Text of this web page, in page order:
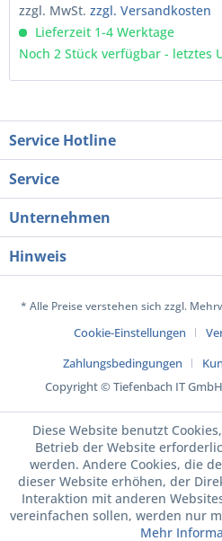
zzgl. MwSt.zzgl. Versandkosten
Lieferzeit 1-4 Werktage
Noch 2 Stück verfügbar - letztes
Service Hotline
Service
Unternehmen
Hinweis
* Alle Preise verstehen sich zzgl.
Cookie-Einstellungen
Zahlungsbedingungen
Copyright © Tiefenbach IT
Diese Website benutzt
Betrieb der Website
werden. Andere Cookies, die
dieser Website erhöhen, der
Interaktion mit anderen
vereinfachen sollen, werden nur
Mehr